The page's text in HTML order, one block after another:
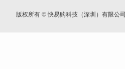
版权所有 © 快易购科技（深圳）有限公司